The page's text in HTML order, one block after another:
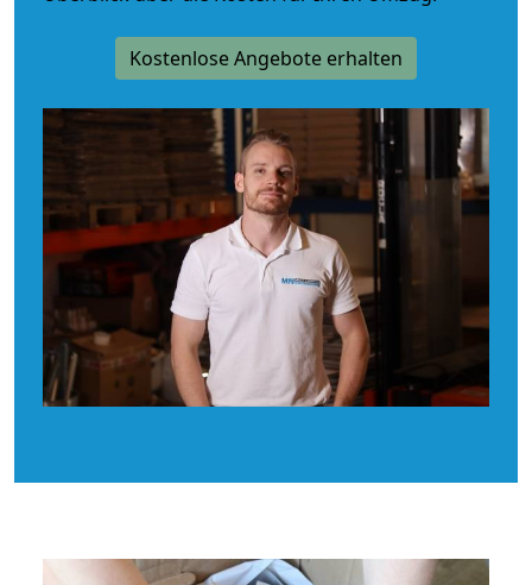
Kostenlose Angebote erhalten